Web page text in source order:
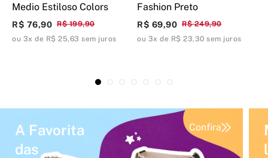
Medio Estiloso Colors
R$ 199,90
R$ 76,90
ou 3x de R$ 25,63 sem juros
Fashion Preto
R$ 249,90
R$ 69,90
ou 3x de R$ 23,30 sem juros
A Favorita
das
Confira